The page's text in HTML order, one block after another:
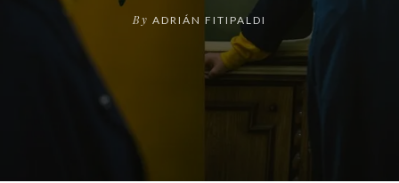
By ADRIÁN FITIPALDI